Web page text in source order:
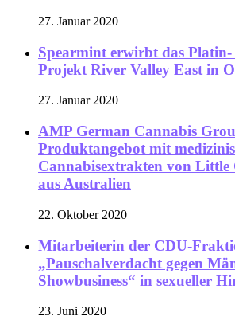
27. Januar 2020
Spearmint erwirbt das
Projekt River Valley East in
27. Januar 2020
AMP German Cannabis
Produktangebot mit
Cannabisextrakten von Little
aus Australien
22. Oktober 2020
Mitarbeiterin der CDU-
„Pauschalverdacht gegen
Showbusiness“ in sexueller
23. Juni 2020